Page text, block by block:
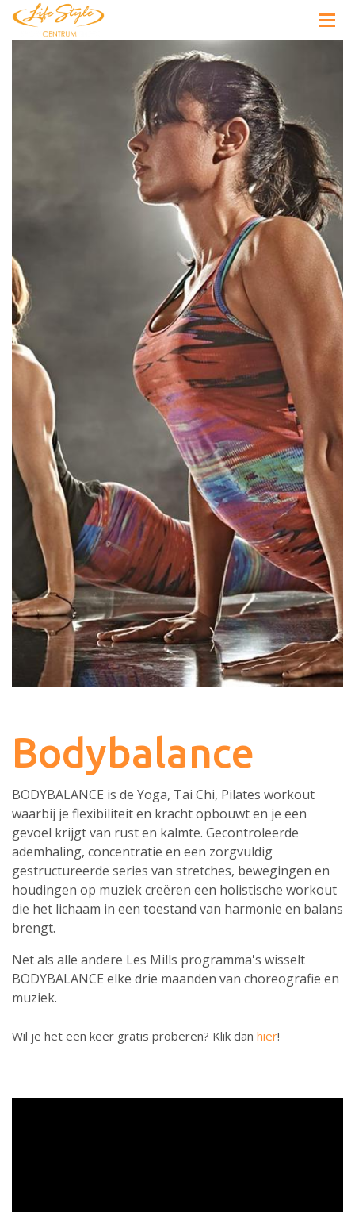
Bodybalance
BODYBALANCE is de Yoga, Tai Chi, Pilates workout
waarbij je flexibiliteit en kracht opbouwt en je een
gevoel krijgt van rust en kalmte. Gecontroleerde
ademhaling, concentratie en een zorgvuldig
gestructureerde series van stretches, bewegingen en
houdingen op muziek creëren een holistische workout
die het lichaam in een toestand van harmonie en balans
brengt.
Net als alle andere Les Mills programma's wisselt
BODYBALANCE elke drie maanden van choreografie en
muziek.
Wil je het een keer gratis proberen? Klik dan hier!